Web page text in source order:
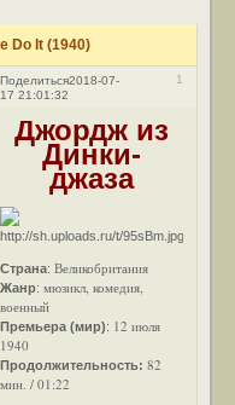
Do It (1940)
Поделиться 1
2018-07-
17 21:01:32
Джордж из
Динки-
джаза
Страна:Великобритания
Жанр:мюзикл, комедия,
военный
Премьера (мир): 12 июля
1940
Продолжительность:82
мин. / 01:22